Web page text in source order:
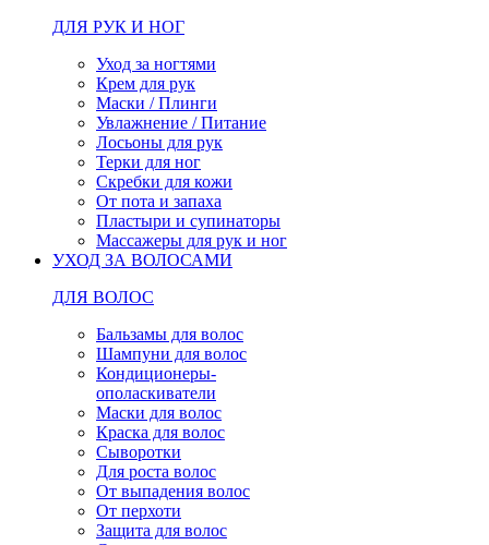
ДЛЯ РУК И НОГ
Уход за ногтями
Крем для рук
Маски / Плинги
Увлажнение / Питание
Лосьоны для рук
Терки для ног
Скребки для кожи
От пота и запаха
Пластыри и супинаторы
Массажеры для рук и ног
УХОД ЗА ВОЛОСАМИ
ДЛЯ ВОЛОС
Бальзамы для волос
Шампуни для волос
Кондиционеры-
ополаскиватели
Маски для волос
Краска для волос
Сыворотки
Для роста волос
От выпадения волос
От перхоти
Защита для волос